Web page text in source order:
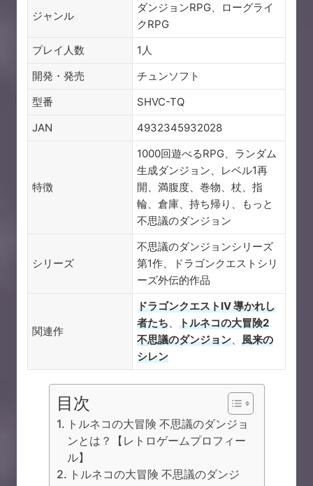
ジャンル
ダンジョンRPG、ローグライ
クRPG
プレイ人数
1人
開発・発売
チュンソフト
型番
SHVC-TQ
JAN
4932345932028
特徴
1000回遊べるRPG、ランダム
生成ダンジョン、レベル1再
開、満腹度、巻物、杖、指
輪、倉庫、持ち帰り、もっと
不思議のダンジョン
シリーズ
不思議のダンジョンシリーズ
第1作、ドラゴンクエストシリ
ーズ外伝的作品
関連作
ドラゴンクエストIV 導かれし
者たち、 トルネコの大冒険2
不思議のダンジョン、 風来の
シレン
目次
トルネコの大冒険 不思議のダンジョ
ンとは？【レトロゲームプロフィー
ル】
トルネコの大冒険 不思議のダンジ